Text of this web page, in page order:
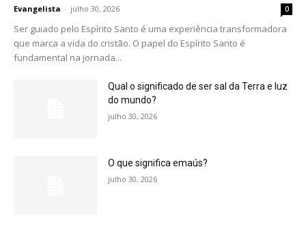
Evangelista - julho 30, 2026 0
Ser guiado pelo Espírito Santo é uma experiência transformadora
que marca a vida do cristão. O papel do Espírito Santo é
fundamental na jornada...
Qual o significado de ser sal da Terra e luz
do mundo?
julho 30, 2026
O que significa emaús?
julho 30, 2026